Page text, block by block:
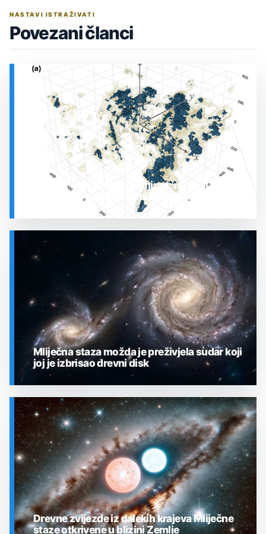
NASTAVI ISTRAŽIVATI
Povezani članci
Prostor oko Sunca nije miran: nova 3D karta
otkrila plin koji stalno mijenja stanje
SVEMIR
Mliječna staza možda je preživjela sudar koji
joj je izbrisao drevni disk
Drevne zvijezde iz dalekih krajeva Mliječne
staze otkrivene u blizini Zemlje